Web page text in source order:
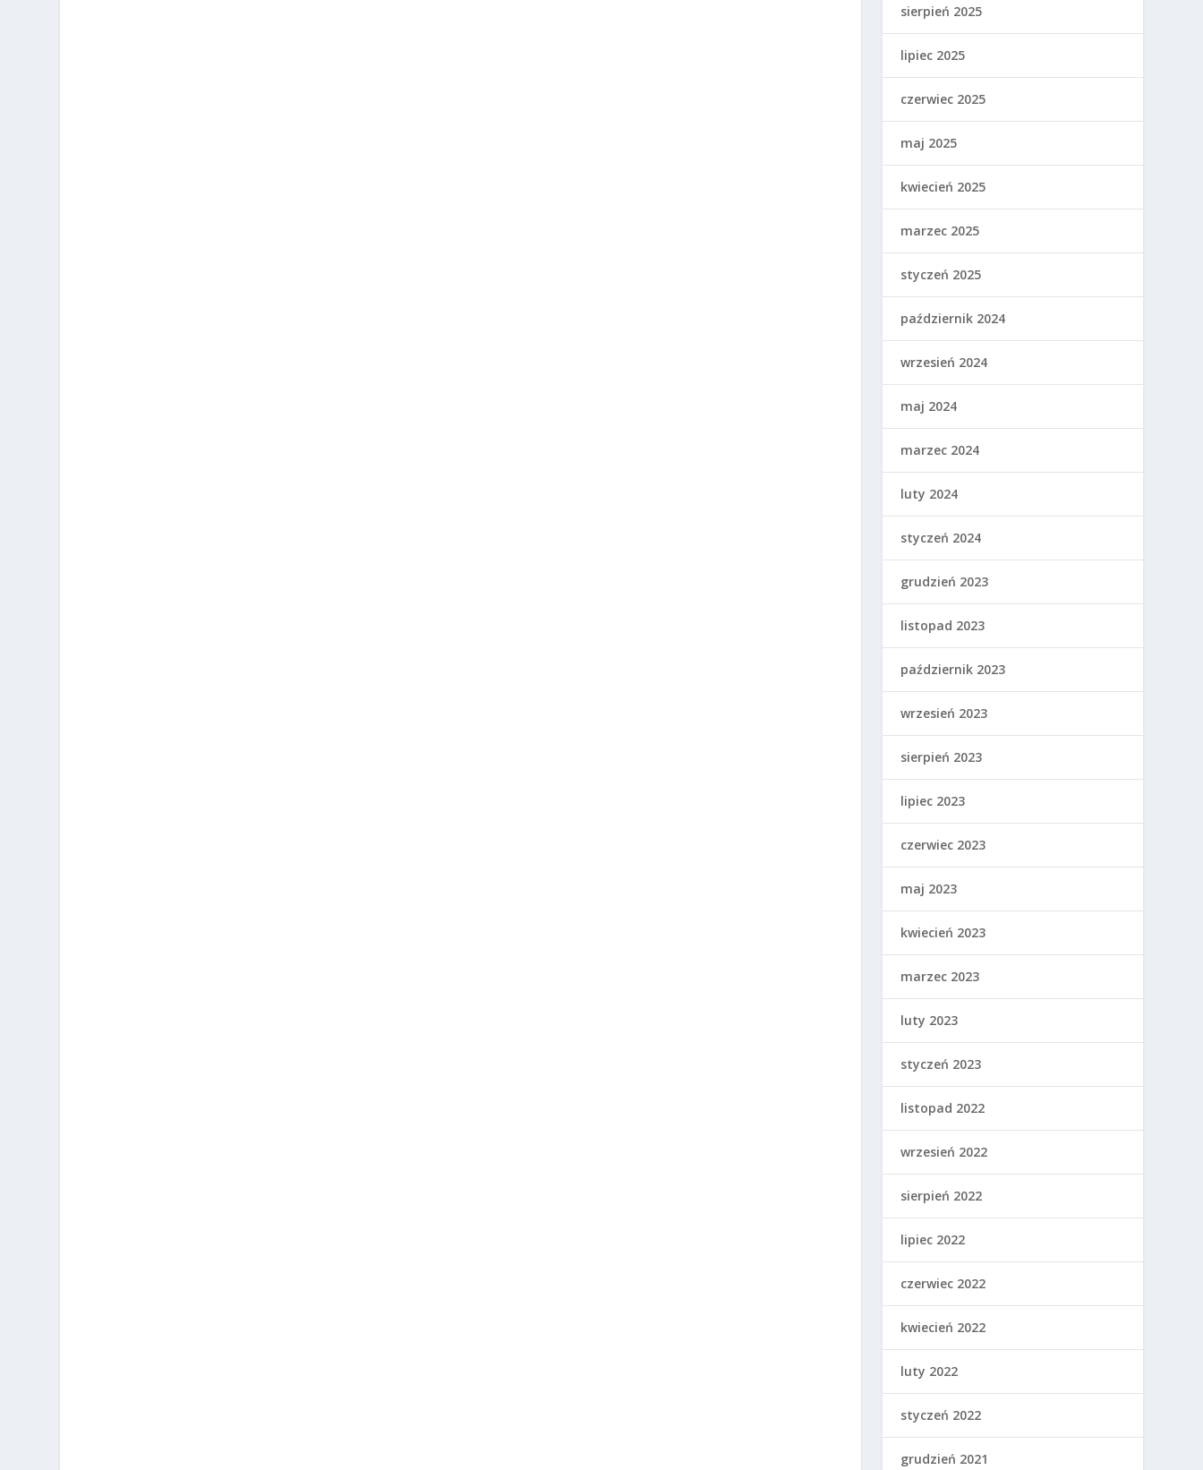
sierpień 2025
lipiec 2025
czerwiec 2025
maj 2025
kwiecień 2025
marzec 2025
styczeń 2025
październik 2024
wrzesień 2024
maj 2024
marzec 2024
luty 2024
styczeń 2024
grudzień 2023
listopad 2023
październik 2023
wrzesień 2023
sierpień 2023
lipiec 2023
czerwiec 2023
maj 2023
kwiecień 2023
marzec 2023
luty 2023
styczeń 2023
listopad 2022
wrzesień 2022
sierpień 2022
lipiec 2022
czerwiec 2022
kwiecień 2022
luty 2022
styczeń 2022
grudzień 2021